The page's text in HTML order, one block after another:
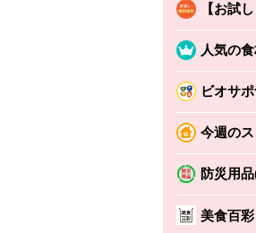
【お試
人気の
ビオサ
今週の
防災用
美食百彩
ちょこっと揚げ（香
えびの風味がぶわっ！
かごへ